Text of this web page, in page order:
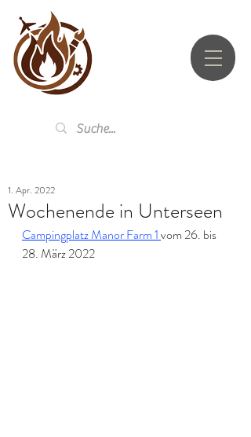
Wochenende in Unterseen
1. Apr. 2022
Campingplatz Manor Farm 1 vom 26. bis
28. März 2022